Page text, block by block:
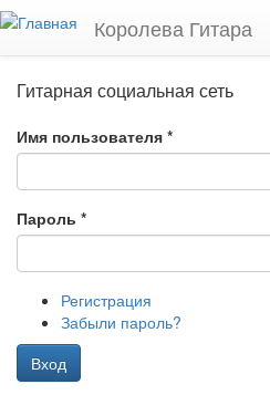
Перейти к основному содержанию
Королева Гитара
Гитарная социальная сеть
Имя пользователя *
Пароль *
Регистрация
Забыли пароль?
Вход